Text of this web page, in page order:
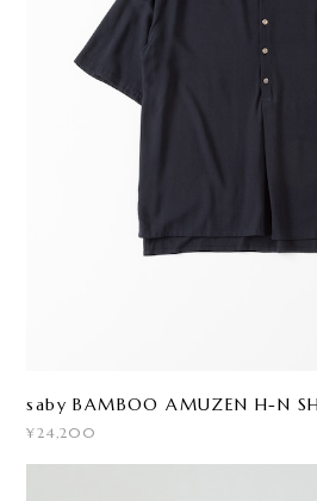
saby BAMBOO AMUZEN H-N
¥24,200